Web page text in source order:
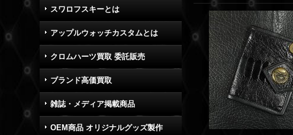
スワロフスキーとは
アップルウォッチカスタムとは
クロムハーツ買取 委託販売
ブランド高価買取
雑誌・メディア掲載商品
OEM商品 オリジナルグッズ製作